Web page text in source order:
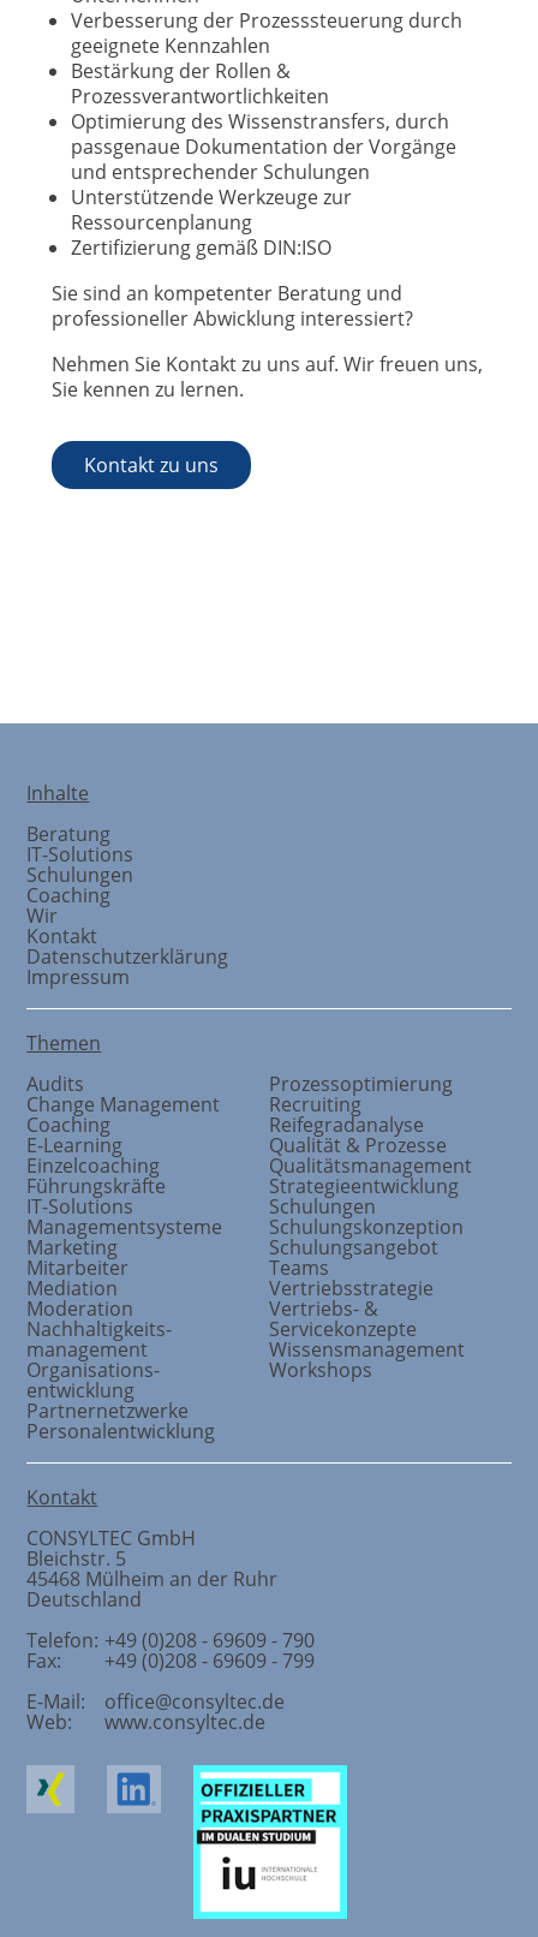
Verbesserung der Prozesssteuerung durch
geeignete Kennzahlen
Bestärkung der Rollen &
Prozessverantwortlichkeiten
Optimierung des Wissenstransfers, durch
passgenaue Dokumentation der Vorgänge
und entsprechender Schulungen
Unterstützende Werkzeuge zur
Ressourcenplanung
Zertifizierung gemäß DIN:ISO
Sie sind an kompetenter Beratung und
professioneller Abwicklung interessiert?
Nehmen Sie Kontakt zu uns auf. Wir freuen uns,
Sie kennen zu lernen.
Kontakt zu uns
Inhalte
Beratung
IT-Solutions
Schulungen
Coaching
Wir
Kontakt
Datenschutzerklärung
Impressum
Themen
Audits
Change Management
Coaching
E-Learning
Einzelcoaching
Führungskräfte
IT-Solutions
Managementsysteme
Marketing
Mitarbeiter
Mediation
Moderation
Nachhaltigkeits-
management
Organisations-
entwicklung
Partnernetzwerke
Personalentwicklung
Prozessoptimierung
Recruiting
Reifegradanalyse
Qualität & Prozesse
Qualitätsmanagement
Strategieentwicklung
Schulungen
Schulungskonzeption
Schulungsangebot
Teams
Vertriebsstrategie
Vertriebs- &
Servicekonzepte
Wissensmanagement
Workshops
Kontakt
CONSYLTEC GmbH
Bleichstr. 5
45468 Mülheim an der Ruhr
Deutschland
Telefon: +49 (0)208 - 69609 - 790
Fax:
+49 (0)208 - 69609 - 799
E-Mail:
office@consyltec.de
Web: www.consyltec.de